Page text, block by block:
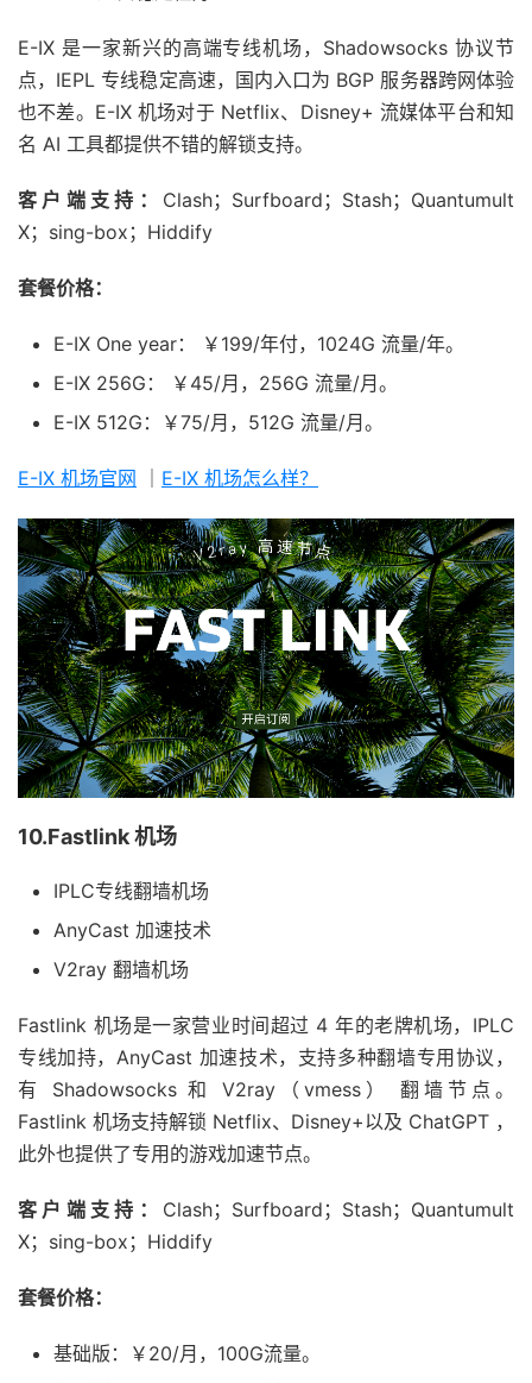
E-IX 是一家新兴的高端专线机场，Shadowsocks 协议节
点，IEPL 专线稳定高速，国内入口为 BGP 服务器跨网体验
也不差。E-IX 机场对于 Netflix、Disney+ 流媒体平台和知
名 AI 工具都提供不错的解锁支持。
客户端支持： Clash；Surfboard；Stash；Quantumult
X；sing-box；Hiddify
套餐价格：
E-IX One year： ￥199/年付，1024G 流量/年。
E-IX 256G： ￥45/月，256G 流量/月。
E-IX 512G：￥75/月，512G 流量/月。
E-IX 机场官网 E-IX 机场怎么样？
10.Fastlink 机场
IPLC专线翻墙机场
AnyCast 加速技术
V2ray 翻墙机场
Fastlink 机场是一家营业时间超过 4 年的老牌机场，IPLC
专线加持，AnyCast 加速技术，支持多种翻墙专用协议，
有 Shadowsocks 和 V2ray（vmess） 翻墙节点。
Fastlink 机场支持解锁 Netflix、Disney+以及 ChatGPT ，
此外也提供了专用的游戏加速节点。
客户端支持： Clash；Surfboard；Stash；Quantumult
X；sing-box；Hiddify
套餐价格：
基础版：￥20/月，100G流量。